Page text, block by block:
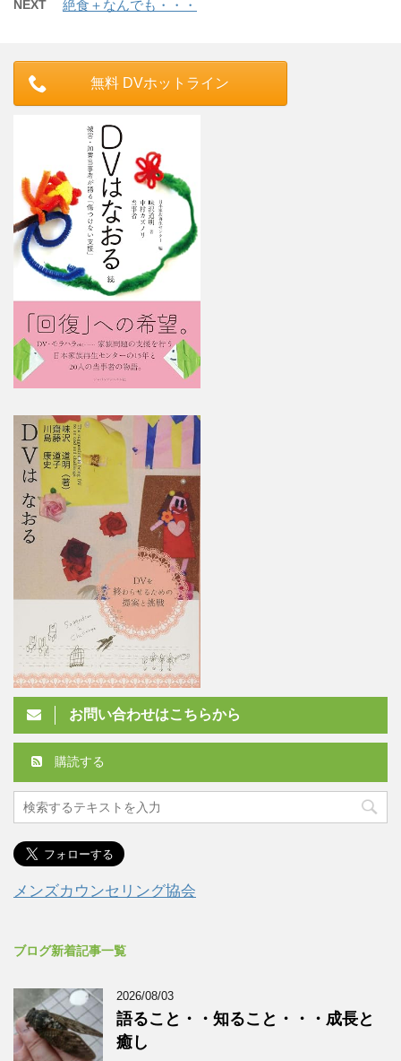
NEXT 絶食＋なんでも・・・
無料 DVホットライン
お問い合わせはこちらから
購読する
メンズカウンセリング協会
ブログ新着記事一覧
2026/08/03
語ること・・知ること・・・成長と
癒し